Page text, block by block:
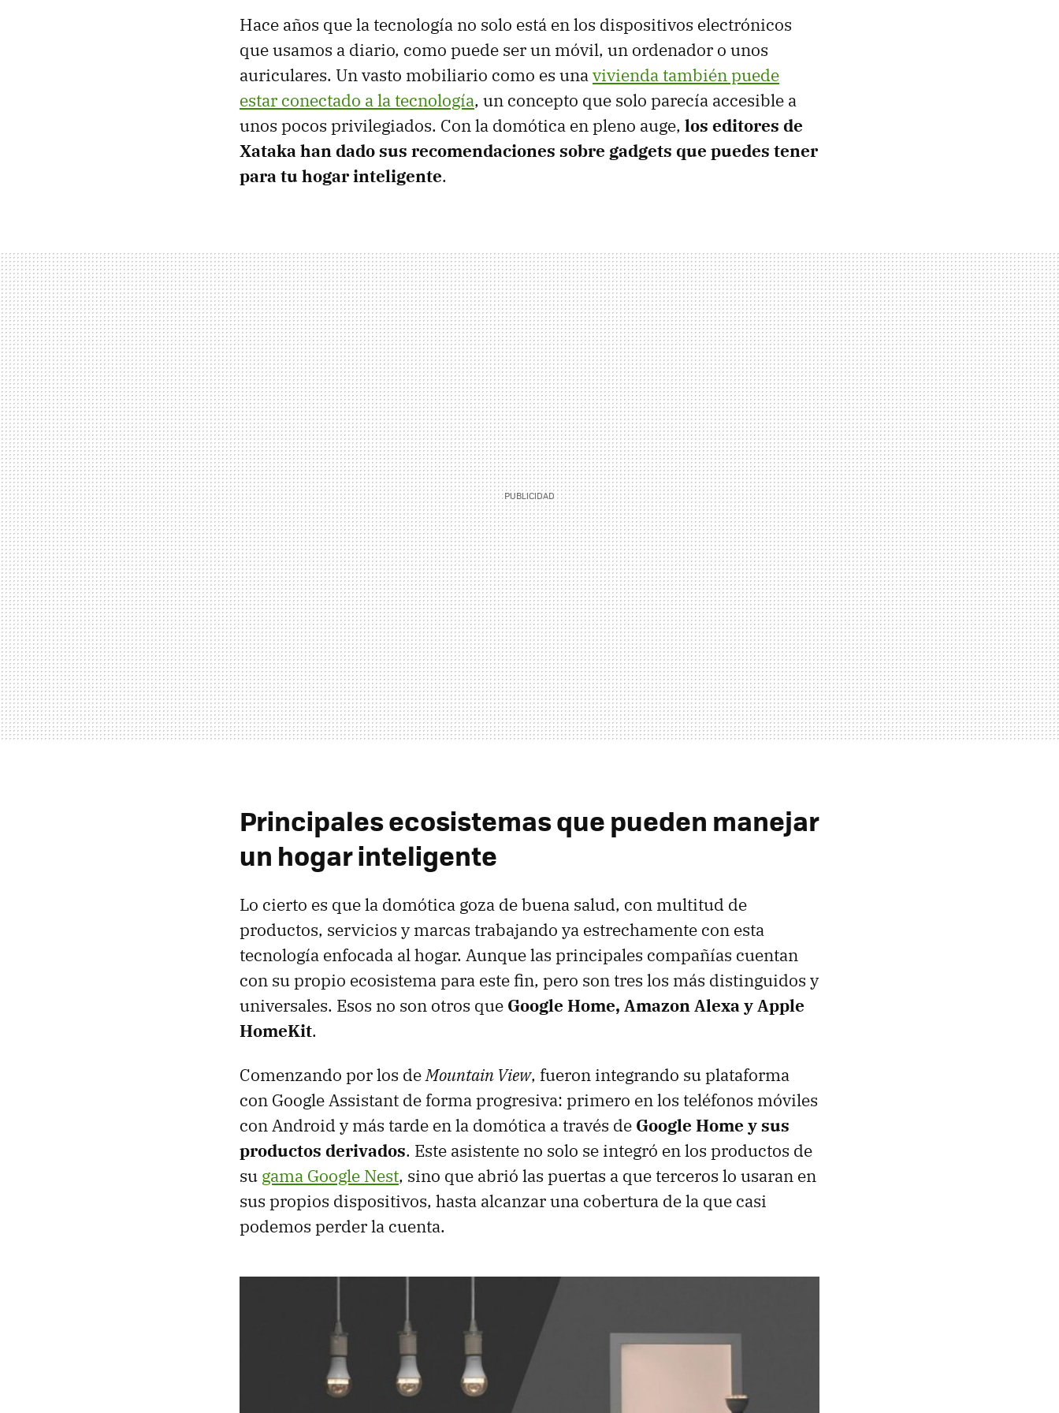
Hace años que la tecnología no solo está en los dispositivos electrónicos
que usamos a diario, como puede ser un móvil, un ordenador o unos
auriculares. Un vasto mobiliario como es unavivienda también puede
estar conectado a la tecnología, un concepto que solo parecía accesible a
unos pocos privilegiados. Con la domótica en pleno auge, los editores de
Xataka han dado sus recomendaciones sobre gadgets que puedes tener
para tu hogar inteligente.
Principales ecosistemas que pueden manejar
un hogar inteligente
Lo cierto es que la domótica goza de buena salud, con multitud de
productos, servicios y marcas trabajando ya estrechamente con esta
tecnología enfocada al hogar. Aunque las principales compañías cuentan
con su propio ecosistema para este fin, pero son tres los más distinguidos y
universales. Esos no son otros que Google Home, Amazon Alexa y Apple
HomeKit.
Comenzando por los deMountain View, fueron integrando su plataforma
con Google Assistant de forma progresiva: primero en los teléfonos móviles
con Android y más tarde en la domótica a través de Google Home y sus
productos derivados. Este asistente no solo se integró en los productos de
su gama Google Nest, sino que abrió las puertas a que terceros lo usaran en
sus propios dispositivos, hasta alcanzar una cobertura de la que casi
podemos perder la cuenta.